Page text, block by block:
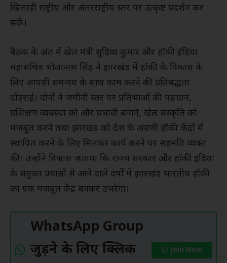
खिलाड़ी राष्ट्रीय और अंतरराष्ट्रीय स्तर पर उत्कृष्ट प्रदर्शन कर
सकें।
बैठक के अंत में खेल मंत्री सुदिप्य कुमार और हॉकी इंडिया
महासचिव भोलानाथ सिंह ने झारखंड में हॉकी के विकास के
लिए आपसी समन्वय के साथ काम करने की प्रतिबद्धता
दोहराई। दोनों ने जमीनी स्तर पर प्रतिभाओं की पहचान,
प्रशिक्षण व्यवस्था को और प्रभावी बनाने, खेल संस्कृति को
मजबूत करने तथा झारखंड को देश के अग्रणी हॉकी केंद्रों में
स्थापित करने के लिए मिलकर कार्य करने पर सहमति व्यक्त
की। उन्होंने विश्वास जताया कि राज्य सरकार और हॉकी इंडिया
के संयुक्त प्रयासों से आने वाले वर्षों में झारखंड भारतीय हॉकी
का एक मजबूत केंद्र बनकर उभरेगा।
WhatsApp Group
जुड़ने के लिए क्लिक
Join Now